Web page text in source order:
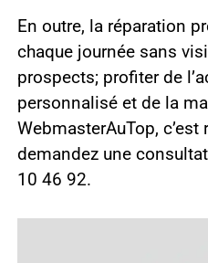
En outre, la réparation
chaque journée sans
prospects; profiter de
personnalisé et de la
WebmasterAuTop, c’est
demandez une
10 46 92.